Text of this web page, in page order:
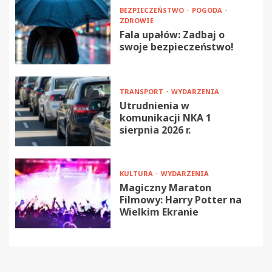
BEZPIECZEŃSTWO
POGODA
ZDROWIE
Fala upałów: Zadbaj o
swoje bezpieczeństwo!
TRANSPORT WYDARZENIA
Utrudnienia w
komunikacji NKA 1
sierpnia 2026 r.
KULTURA WYDARZENIA
Magiczny Maraton
Filmowy: Harry Potter na
Wielkim Ekranie